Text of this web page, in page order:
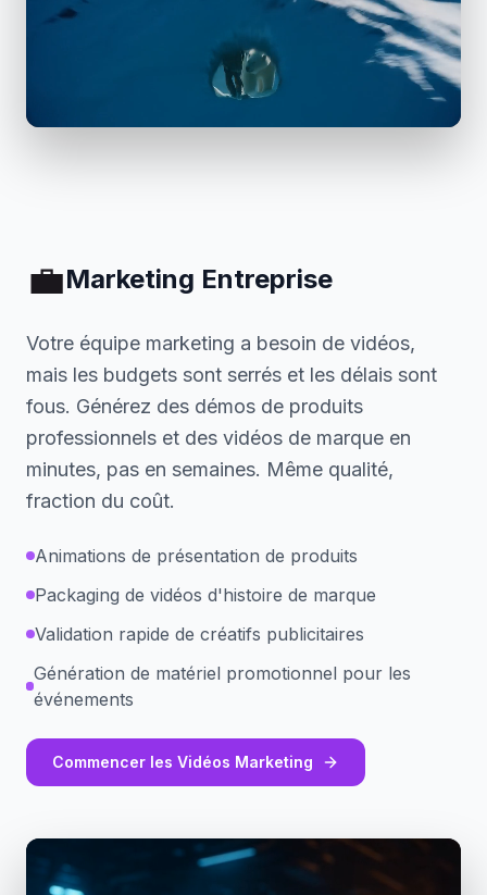
💼Marketing Entreprise
Votre équipe marketing a besoin de vidéos,
mais les budgets sont serrés et les délais sont
fous. Générez des démos de produits
professionnels et des vidéos de marque en
minutes, pas en semaines. Même qualité,
fraction du coût.
Animations de présentation de produits
Packaging de vidéos d'histoire de marque
Validation rapide de créatifs publicitaires
Génération de matériel promotionnel pour les
événements
Commencer les Vidéos Marketing